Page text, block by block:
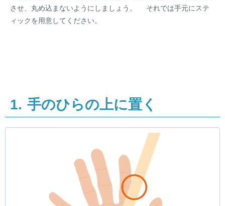
させ、丸め込まないようにしましょう。 それでは手元にステ
ィックを用意してください。
1. 手のひらの上に置く